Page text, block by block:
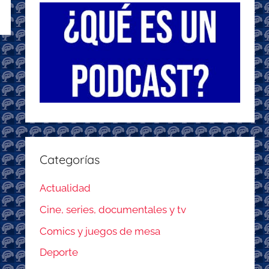
Categorías
Actualidad
Cine, series, documentales y tv
Comics y juegos de mesa
Deporte